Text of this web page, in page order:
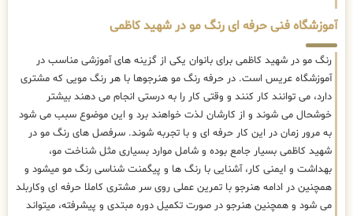
آموزشگاه فنی حرفه ای رنگ مو در شهید کاظمی
رنگ مو در شهید کاظمی برای بانوان یکی از گزینه های آموزشی مناسب در
آموزشگاه عریس است. در حرفه رنگ مو هنرجوها با هر رنگ مویی که مشتری
دارد، می توانند کار کنند و وقتی کار را به درستی انجام می دهند بیشتر
خوشحال می شوند و از کارشان لذت خواهند برد و این موضوع سبب می شود
به مرور زمان در این کار حرفه ای و با تجربه شوند. سرفصل های رنگ مو در
شهید کاظمی بسیار جامع بوده و شامل موارد بسیاری مثل شناخت مو،
بهداشت و ایمنی کار، آشنایی با رنگ ها و پیگمنت شناسی رنگ مو میشود و
همچنین در ادامه هنرجو با تمرین عملی روی سر مشتری کاملا حرفه ای وکاربلد
می شود و همچنین هنرجو در صورت تکمیل دوره مبتدی و پیشرفته، میتواند